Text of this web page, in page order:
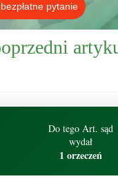
pytanie
Do tego Art. sąd
wydał
1 orzeczeń